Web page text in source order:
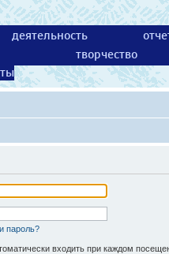
деятельность
творчество
пароль?
входить при каждом